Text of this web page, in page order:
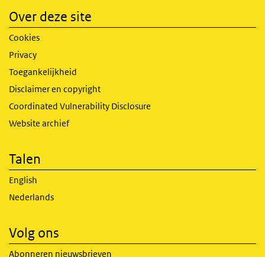
Over deze site
Cookies
Privacy
Toegankelijkheid
Disclaimer en copyright
Coordinated Vulnerability Disclosure
Website archief
Talen
English
Nederlands
Volg ons
Abonneren nieuwsbrieven